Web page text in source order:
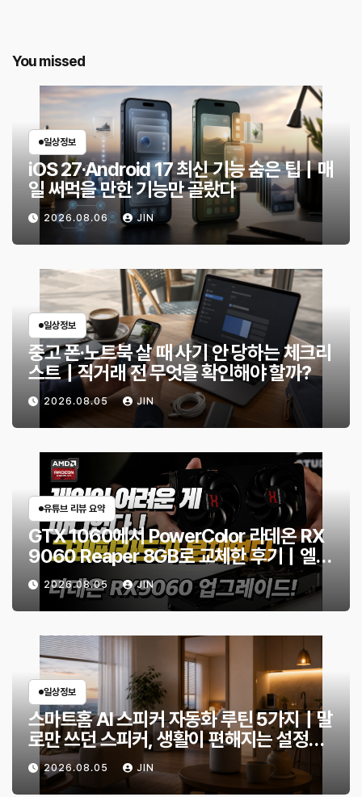
You missed
일상정보
iOS 27·Android 17 최신 기능 숨은 팁｜매
일 써먹을 만한 기능만 골랐다
2026.08.06 JIN
일상정보
중고 폰·노트북 살 때 사기 안 당하는 체크리
스트｜직거래 전 무엇을 확인해야 할까?
2026.08.05 JIN
유튜브 리뷰 요약
GTX 1060에서 PowerColor 라데온 RX
9060 Reaper 8GB로 교체한 후기｜엘든
링·몬스터 헌터 와일즈 체감 변화
2026.08.05 JIN
일상정보
스마트홈 AI 스피커 자동화 루틴 5가지｜말
로만 쓰던 스피커, 생활이 편해지는 설정
은?2026.08.05 JIN